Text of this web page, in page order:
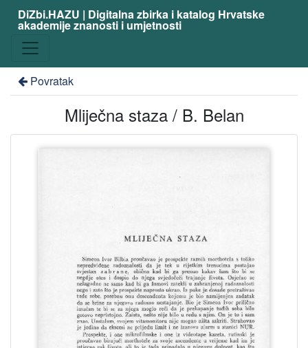
DiZbi.HAZU | Digitalna zbirka i katalog Hrvatske
akademije znanosti i umjetnosti
Povratak
Mliječna staza / B. Belan